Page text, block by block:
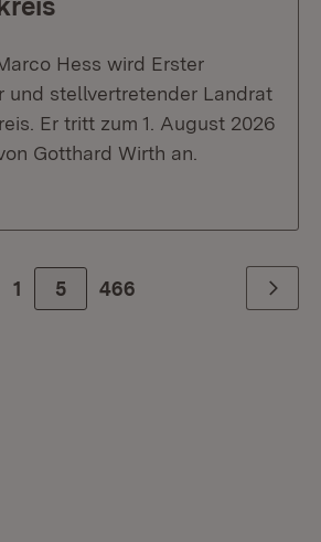
Hess wird Erster
und stellvertretender Landrat
Er tritt zum 1. August 2026
Gotthard Wirth an.
1 5 Zur letzte Seite
466 Weiter